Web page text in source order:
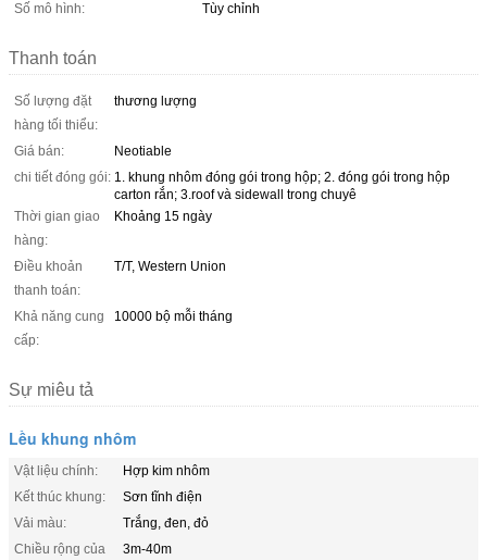
Số mô hình:
Tùy chỉnh
Thanh toán
Số lượng đặt
hàng tối thiểu:
thương lượng
Giá bán:
Neotiable
chi tiết đóng gói: 1. khung nhôm đóng gói trong hộp; 2. đóng gói trong hộp
carton rắn; 3.roof và sidewall trong chuyê
Thời gian giao
hàng:
Khoảng 15 ngày
Điều khoản
thanh toán:
T/T, Western Union
Khả năng cung
cấp:
10000 bộ mỗi tháng
Sự miêu tả
Lều khung nhôm
Vật liệu chính:
Hợp kim nhôm
Kết thúc khung:
Sơn tĩnh điện
Vải màu:
Trắng, đen, đỏ
Chiều rộng của
3m-40m